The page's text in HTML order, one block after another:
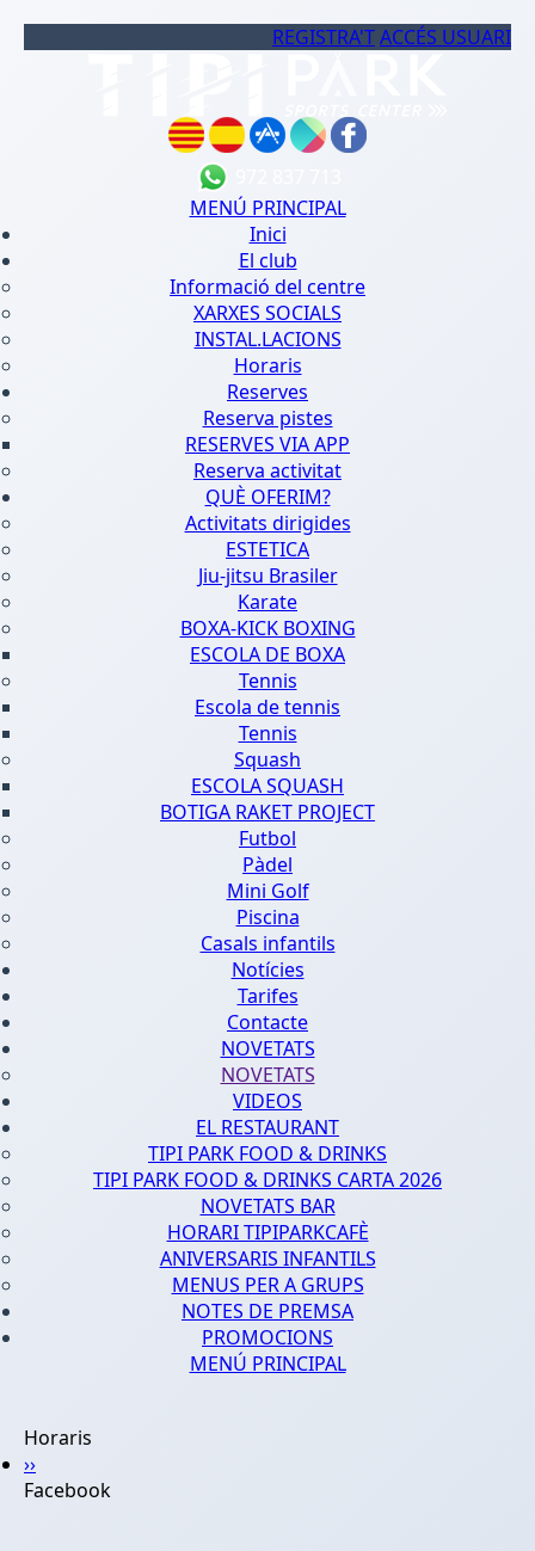
REGISTRA'TACCÉS USUARI
MENÚ PRINCIPAL
Inici
El club
Informació del centre
XARXES SOCIALS
INSTAL.LACIONS
Horaris
Reserves
Reserva pistes
RESERVES VIA APP
Reserva activitat
QUÈ OFERIM?
Activitats dirigides
ESTETICA
Jiu-jitsu Brasiler
Karate
BOXA-KICK BOXING
ESCOLA DE BOXA
Tennis
Escola de tennis
Tennis
Squash
ESCOLA SQUASH
BOTIGA RAKET PROJECT
Futbol
Pàdel
Mini Golf
Piscina
Casals infantils
Notícies
Tarifes
Contacte
NOVETATS
NOVETATS
VIDEOS
EL RESTAURANT
TIPI PARK FOOD & DRINKS
TIPI PARK FOOD & DRINKS CARTA 2026
NOVETATS BAR
HORARI TIPIPARKCAFÈ
ANIVERSARIS INFANTILS
MENUS PER A GRUPS
NOTES DE PREMSA
PROMOCIONS
MENÚ PRINCIPAL
Horaris
››
Facebook